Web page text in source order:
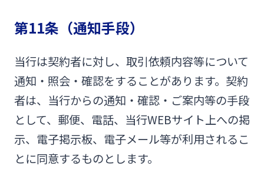
第11条（通知手段）
当行は契約者に対し、取引依頼内容等について
通知・照会・確認をすることがあります。契約
者は、当行からの通知・確認・ご案内等の手段
として、郵便、電話、当行WEBサイト上への掲
示、電子掲示板、電子メール等が利用されるこ
とに同意するものとします。